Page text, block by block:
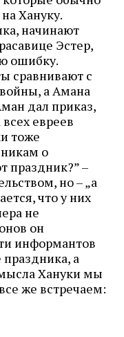
Хануку.
начинают
Эстер,
ошибку.
сравнивают с
а Амана
дал приказ,
евреев
тоже
о
праздник?” –
но – „а
что у них
не
он
информантов
а
Хануки мы
же встречаем: